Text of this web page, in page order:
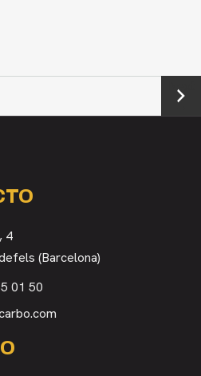
Next
→
4
(Barcelona)
01 50